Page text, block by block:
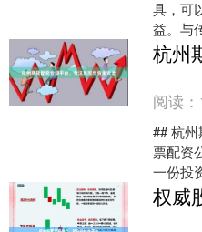
具，可
益。与
资无需
度地享
阅读：
## 杭
票配资
一份投
中，杭
新活力